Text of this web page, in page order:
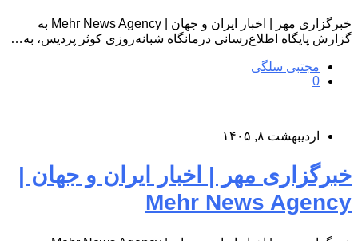
خبرگزاری مهر | اخبار ایران و جهان | Mehr News Agency به
گزارش پایگاه اطلاع‌رسانی درمانگاه شبانه‌روزی کوثر پردیس، به…
مجتبی سلگی
0
اردیبهشت ۸, ۱۴۰۵
خبرگزاری مهر | اخبار ایران و جهان |
Mehr News Agency